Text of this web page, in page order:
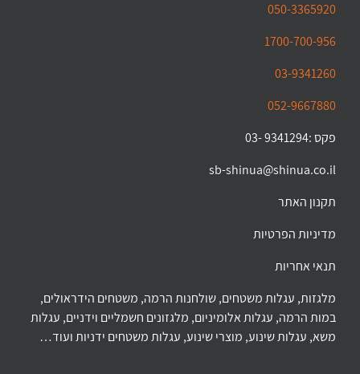
050-3365920
1700-700-956
03-9341260
052-9667880
פקס :9341294 -03
sb-shinua@shinua.co.il
תקנון האתר
מדיניות הפרטיות
תנאי אחריות
מלגזות, עגלות משטחים, שולחנות הרמה, משטחים הידראולים,
במות הרמה, עגלות אלומיניום, מלגזונים חשמליים וידניים, עגלות
משא, עגלות שינוע, מוצרי שינוע, עגלות משטחים ידניות ועוד…